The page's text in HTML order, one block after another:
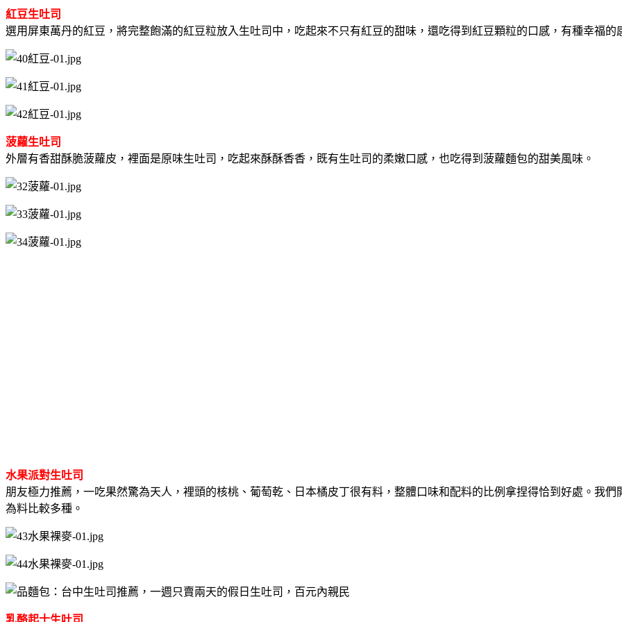
紅豆生吐司
選用屏東萬丹的紅豆，將完整飽滿的紅豆粒放入生吐司中，吃起來不只有紅豆的甜味，還吃得到紅豆顆粒的口感，有種幸福的
菠蘿生吐司
外層有香甜酥脆菠蘿皮，裡面是原味生吐司，吃起來酥酥香香，既有生吐司的柔嫩口感，也吃得到菠蘿麵包的甜美風味。
水果派對生吐司
朋友極力推薦，一吃果然驚為天人，裡頭的核桃、葡萄乾、日本橘皮丁很有料，整體口味和配料的比例拿捏得恰到好處。我
為料比較多種。
乳酪起士生吐司